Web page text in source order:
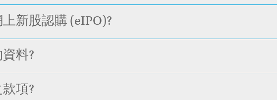
新股認購 (eIPO)?
料?
項?